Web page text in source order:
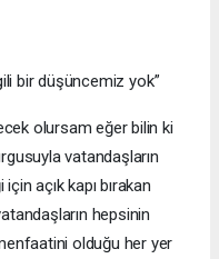
bir düşüncemiz yok”
olursam eğer bilin ki
vatandaşların
açık kapı bırakan
hepsinin
olduğu her yer